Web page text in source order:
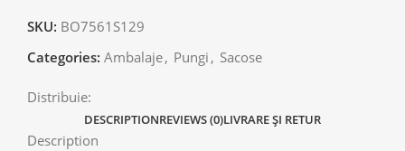
SKU: BO7561S129
Categories: Ambalaje, Pungi , Sacose
Distribuie:
DESCRIPTIONREVIEWS (0)LIVRARE ȘI RETUR
Description